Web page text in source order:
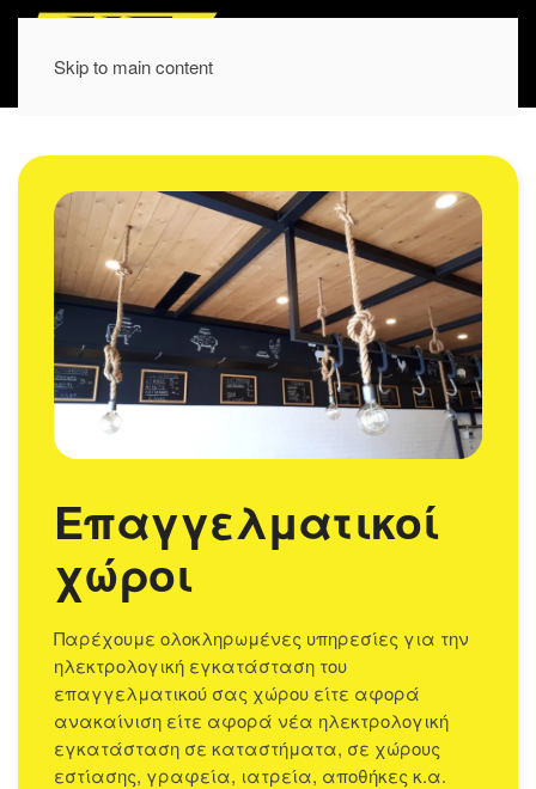
Skip to main content
Επαγγελματικοί
χώροι
Παρέχουμε ολοκληρωμένες υπηρεσίες για την
ηλεκτρολογική εγκατάσταση του
επαγγελματικού σας χώρου είτε αφορά
ανακαίνιση είτε αφορά νέα ηλεκτρολογική
εγκατάσταση σε καταστήματα, σε χώρους
εστίασης, γραφεία, ιατρεία, αποθήκες κ.α.